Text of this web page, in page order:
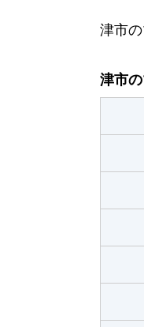
八町
東丸
南が
南が
津市
津市